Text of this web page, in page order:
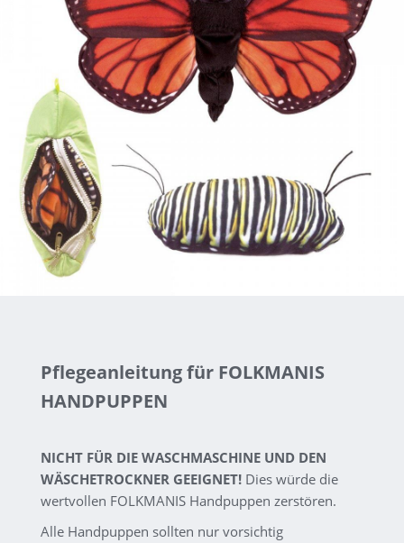
Pflegeanleitung für FOLKMANIS
HANDPUPPEN
NICHT FÜR DIE WASCHMASCHINE UND DEN
WÄSCHETROCKNER GEEIGNET!Dies würde die
wertvollen FOLKMANIS Handpuppen zerstören.
Alle Handpuppen sollten nur vorsichtig